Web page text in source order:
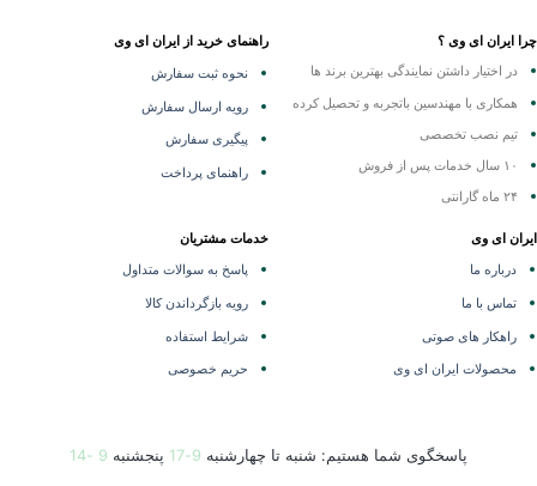
ایران ای وی ؟
در اختیار داشتن نمایندگیبهترین برند ها
همکاری با مهندسین باتجربه و تحصیل کرده
تیم نصب تخصصی
۲۴ ماه گارانتی
راهنمای خرید از ایران ای وی
نحوه ثبت سفارش
رویه ارسال سفارش
پیگیری سفارش
راهنمای پرداخت
ای وی
درباره ما
تماس با ما
راهکار های صوتی
محصولات ایران ای وی
خدمات مشتریان
پاسخ به سوالات متداول
رویه بازگرداندن کالا
شرایط استفاده
حریم خصوصی
پاسخگوی شما هستیم: شنبه تا چهارشنبه9-17 پنجشنبه9 -14